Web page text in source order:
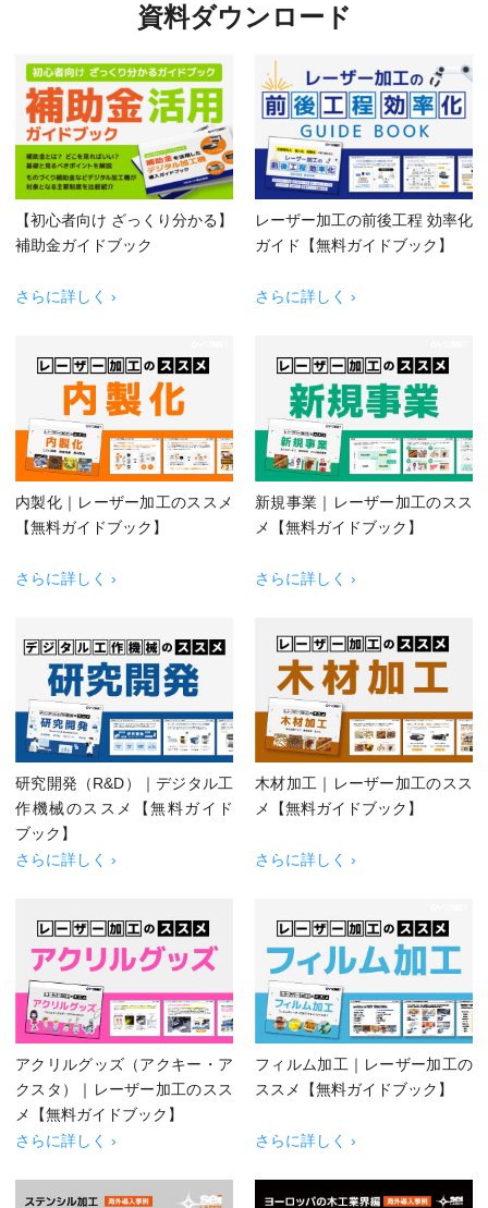
資料ダウンロード
【初心者向け ざっくり分かる】
補助金ガイドブック
さらに詳しく ›
レーザー加工の前後工程 効率化
ガイド【無料ガイドブック】
さらに詳しく ›
内製化｜レーザー加工のススメ
【無料ガイドブック】
さらに詳しく ›
新規事業｜レーザー加工のスス
メ【無料ガイドブック】
さらに詳しく ›
研究開発（R&D）｜デジタル工
作機械のススメ【無料ガイド
ブック】
さらに詳しく ›
木材加工｜レーザー加工のスス
メ【無料ガイドブック】
さらに詳しく ›
アクリルグッズ（アクキー・ア
クスタ）｜レーザー加工のスス
メ【無料ガイドブック】
さらに詳しく ›
フィルム加工｜レーザー加工の
ススメ【無料ガイドブック】
さらに詳しく ›